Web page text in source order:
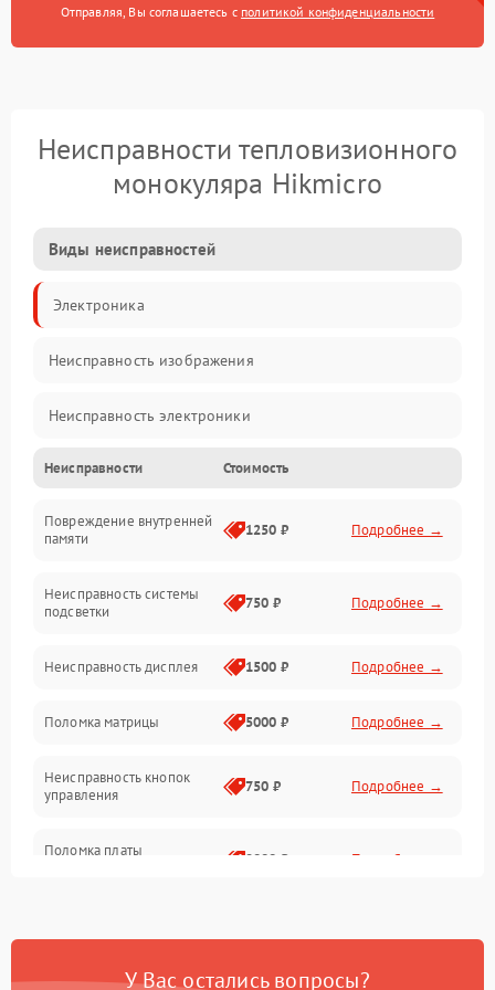
Отправляя, Вы соглашаетесь с политикой конфиденциальности
Неисправности тепловизионного
монокуляра Hikmicro
Виды неисправностей
Электроника
Неисправность изображения
Неисправность электроники
Электропитание
Матрица
Оптика
Неисправности Стоимость
Повреждение внутренней
памяти
1250 ₽ Подробнее →
Неисправность системы
подсветки
750 ₽ Подробнее →
Неисправность дисплея 1500 ₽ Подробнее →
Поломка матрицы 5000 ₽ Подробнее →
Неисправность кнопок
управления
750 ₽ Подробнее →
Поломка платы
2000 ₽ Подробнее →
аккумулятора
У Вас остались вопросы?